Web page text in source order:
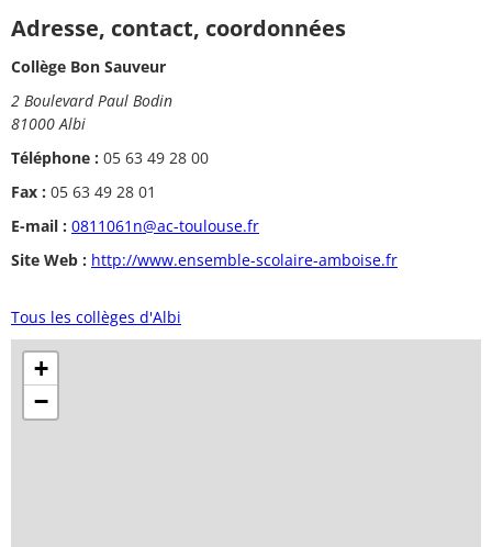
Adresse, contact, coordonnées
Collège Bon Sauveur
2 Boulevard Paul Bodin
81000 Albi
Téléphone : 05 63 49 28 00
Fax : 05 63 49 28 01
E-mail : 0811061n@ac-toulouse.fr
Site Web : http://www.ensemble-scolaire-amboise.fr
Tous les collèges d'Albi
+
−